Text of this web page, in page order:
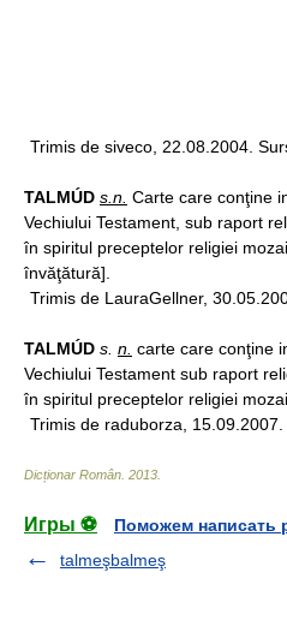
Trimis de siveco, 22.08.2004.
TALMÚD s.n. Carte care conţine
Vechiului Testament, sub raport
în spiritul preceptelor religiei
învăţătură].
Trimis de LauraGellner,
TALMÚD s. n. carte care conţine
Vechiului Testament sub raport
în spiritul preceptelor religiei
Trimis de raduborza, 15.09.2007.
Dicționar Român 2013
Игры ⚽
Поможем написать
talmeşbalmeş